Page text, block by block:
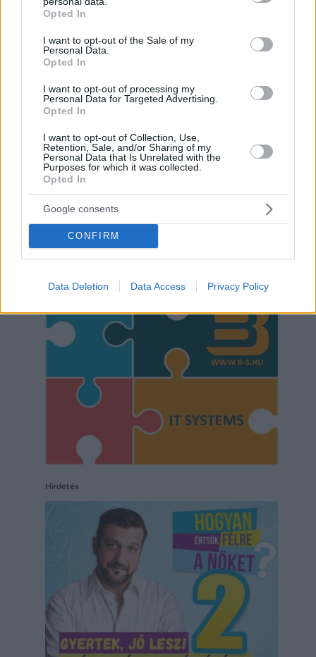
grant or deny consent to Google and its third-party tags to
use your data for below specified purposes in below Google
consent section.
Opted In
I want to opt-out of the Sale of my
Personal Data.
Opted In
I want to opt-out of processing my
Personal Data for Targeted Advertising.
Opted In
I want to opt-out of Collection, Use,
Retention, Sale, and/or Sharing of my
Personal Data that Is Unrelated with the
Purposes for which it was collected.
Opted In
Google consents
CONFIRM
Data Deletion Data Access Privacy Policy
Hirdetés
Hirdetés